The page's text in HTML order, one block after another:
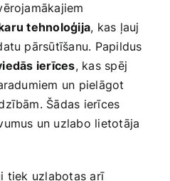
⁣tehnoloģija, kas ļauj
pārsūtīšanu. Papildus
ierīces, kas spēj
un pielāgot
Šādas ierīces
un uzlabo lietotāja
tiek uzlabotas arī